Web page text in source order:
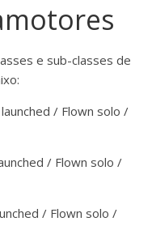
e sub-classes de
/ Flown solo /
/ Flown solo /
/ Flown solo /